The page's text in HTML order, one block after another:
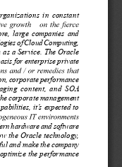
in constant
large companies and
of Cloud Computing,
a Service. The Oracle
for enterprise private
corporate performance
content, and SOA
corporate management
it’s expected to
hardware and software
the Oracle technology,
and make the company
the performance